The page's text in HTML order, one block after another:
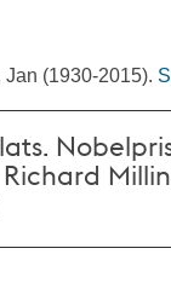
Jan (1930-2015).
Richard